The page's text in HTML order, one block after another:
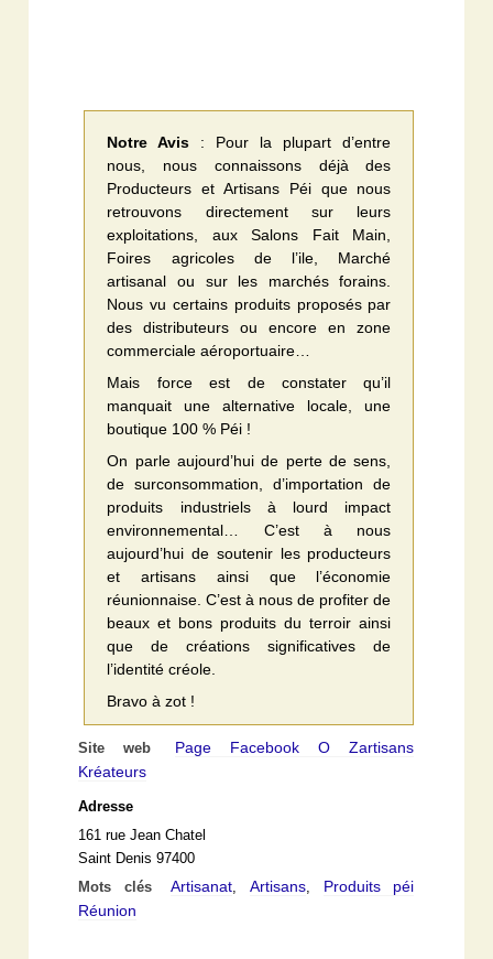
Notre Avis : Pour la plupart d’entre
nous, nous connaissons déjà des
Producteurs et Artisans Péi que nous
retrouvons directement sur leurs
exploitations, aux Salons Fait Main,
Foires agricoles de l’ile, Marché
artisanal ou sur les marchés forains.
Nous vu certains produits proposés par
des distributeurs ou encore en zone
commerciale aéroportuaire…
Mais force est de constater qu’il
manquait une alternative locale, une
boutique 100 % Péi !
On parle aujourd’hui de perte de sens,
de surconsommation, d’importation de
produits industriels à lourd impact
environnemental… C’est à nous
aujourd’hui de soutenir les producteurs
et artisans ainsi que l’économie
réunionnaise. C’est à nous de profiter de
beaux et bons produits du terroir ainsi
que de créations significatives de
l’identité créole.
Bravo à zot !
Site web
Page Facebook O Zartisans
Kréateurs
Adresse
161 rue Jean Chatel
Saint Denis 97400
Mots clés
Artisanat, Artisans, Produits péi
Réunion